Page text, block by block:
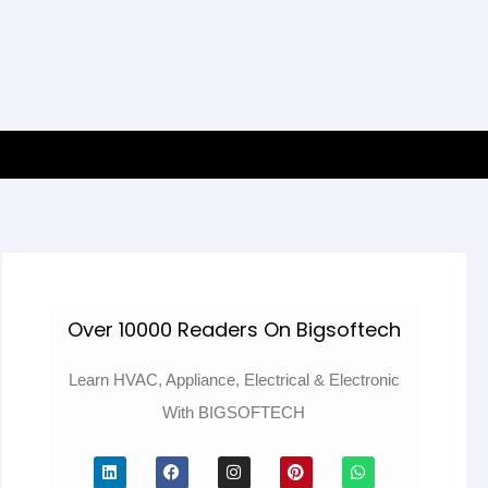
Over 10000 Readers On Bigsoftech
Learn HVAC, Appliance, Electrical & Electronic
With BIGSOFTECH
L
i
F
a
I
n
P
i
W
h